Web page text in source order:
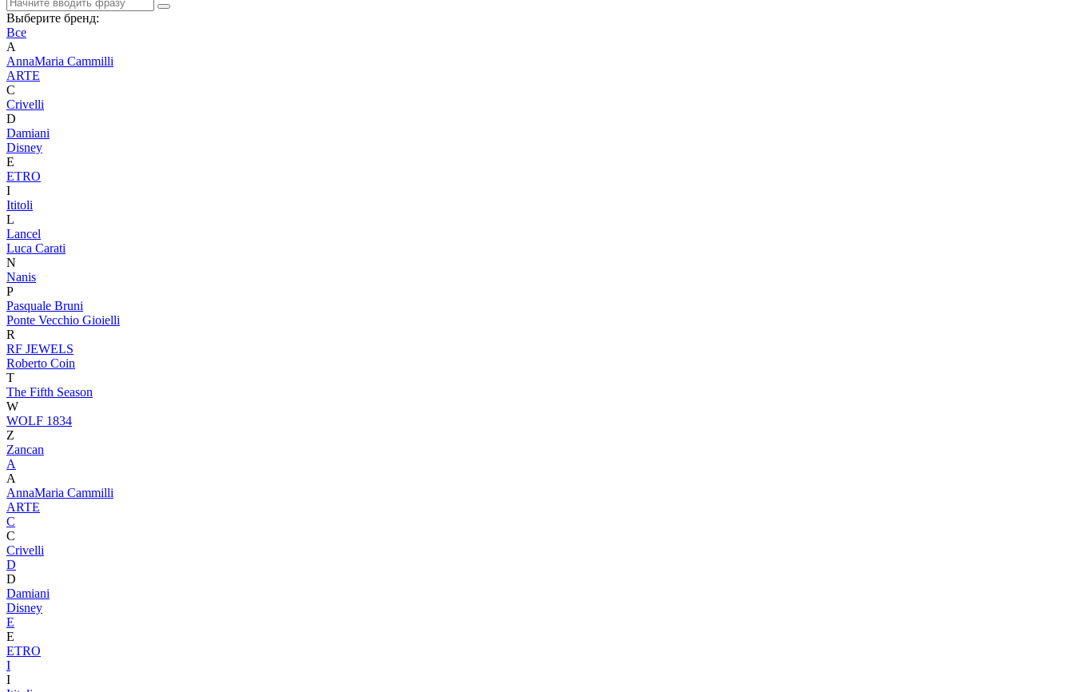
Выберите бренд:
Все
A
AnnaMaria Cammilli
ARTE
C
Crivelli
D
Damiani
Disney
E
ETRO
I
Ititoli
L
Lancel
Luca Carati
N
Nanis
P
Pasquale Bruni
Ponte Vecchio Gioielli
R
RF JEWELS
Roberto Coin
T
The Fifth Season
W
WOLF 1834
Z
Zancan
A
A
AnnaMaria Cammilli
ARTE
C
C
Crivelli
D
D
Damiani
Disney
E
E
ETRO
I
I